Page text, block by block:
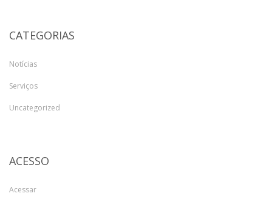
CATEGORIAS
Notícias
Serviços
Uncategorized
ACESSO
Acessar